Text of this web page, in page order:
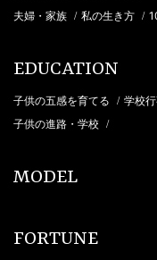
夫婦・家族 / 私の生き方 /
EDUCATION
子供の五感を育てる / 学校
子供の進路・学校 /
MODEL
FORTUNE